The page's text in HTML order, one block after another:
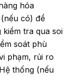
hóa
có) để
tra qua soi
soát phù
phạm, rủi ro
thống (nếu